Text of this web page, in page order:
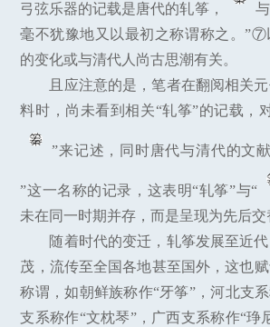
弓弦乐器的记载是唐代的轧筝，
毫不犹豫地又以最初之称谓称之。”⑦
的变化或与清代人尚古思潮有关。
且应注意的是，笔者在翻阅相关
料时，尚未看到相关“轧筝”的记载，
”来记述，同时唐代与清代的文
”这一名称的记录，这表明“轧筝”与“
未在同一时期并存，而是呈现为先后交
随着时代的变迁，轧筝发展至近
茂，流传至全国各地甚至国外，这也
称谓，如朝鲜族称作“牙筝”，河北支
支系称作“文枕琴”，广西支系称作“琤